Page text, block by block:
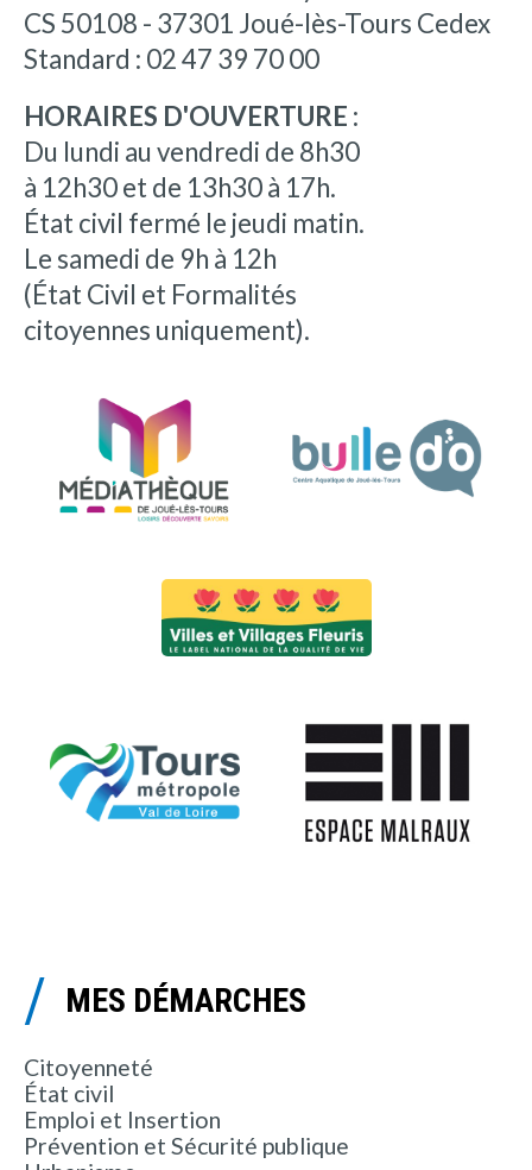
CS 50108 - 37301 Joué-lès-Tours Cedex
Standard : 02 47 39 70 00
HORAIRES D'OUVERTURE :
Du lundi au vendredi de 8h30
à 12h30 et de 13h30 à 17h.
État civil fermé le jeudi matin.
Le samedi de 9h à 12h
(État Civil et Formalités
citoyennes uniquement).
MES DÉMARCHES
Citoyenneté
État civil
Emploi et Insertion
Prévention et Sécurité publique